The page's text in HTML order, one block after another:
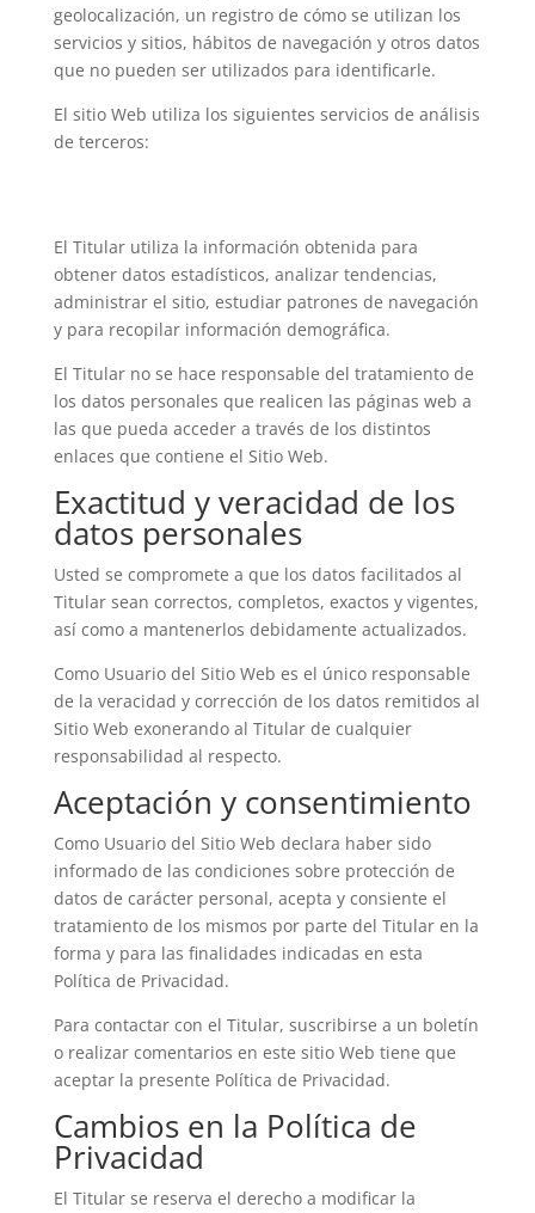
geolocalización, un registro de cómo se utilizan los
servicios y sitios, hábitos de navegación y otros datos
que no pueden ser utilizados para identificarle.
El sitio Web utiliza los siguientes servicios de análisis
de terceros:
El Titular utiliza la información obtenida para
obtener datos estadísticos, analizar tendencias,
administrar el sitio, estudiar patrones de navegación
y para recopilar información demográfica.
El Titular no se hace responsable del tratamiento de
los datos personales que realicen las páginas web a
las que pueda acceder a través de los distintos
enlaces que contiene el Sitio Web.
Exactitud y veracidad de los
datos personales
Usted se compromete a que los datos facilitados al
Titular sean correctos, completos, exactos y vigentes,
así como a mantenerlos debidamente actualizados.
Como Usuario del Sitio Web es el único responsable
de la veracidad y corrección de los datos remitidos al
Sitio Web exonerando al Titular de cualquier
responsabilidad al respecto.
Aceptación y consentimiento
Como Usuario del Sitio Web declara haber sido
informado de las condiciones sobre protección de
datos de carácter personal, acepta y consiente el
tratamiento de los mismos por parte del Titular en la
forma y para las finalidades indicadas en esta
Política de Privacidad.
Para contactar con el Titular, suscribirse a un boletín
o realizar comentarios en este sitio Web tiene que
aceptar la presente Política de Privacidad.
Cambios en la Política de
Privacidad
El Titular se reserva el derecho a modificar la